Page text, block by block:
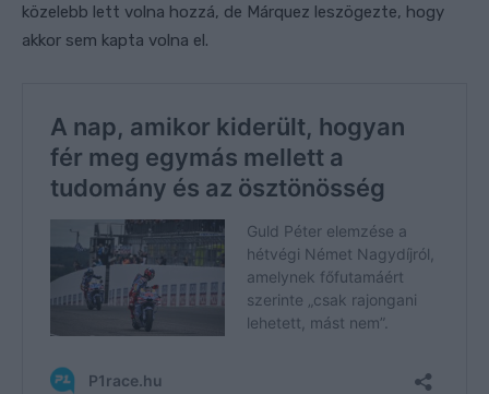
közelebb lett volna hozzá, de Márquez leszögezte, hogy
akkor sem kapta volna el.